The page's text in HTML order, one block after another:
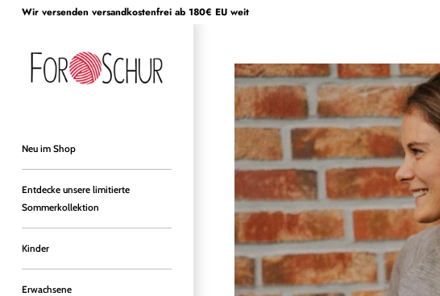
DirektWir versenden versandkostenfrei ab 180€ EU weit
Neu im Shop
Entdecke unsere limitierte
Sommerkollektion
Kinder
Erwachsene